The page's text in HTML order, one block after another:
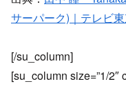
サーパーク)｜テレビ
[/su_column]
[su_column size=”1/2″